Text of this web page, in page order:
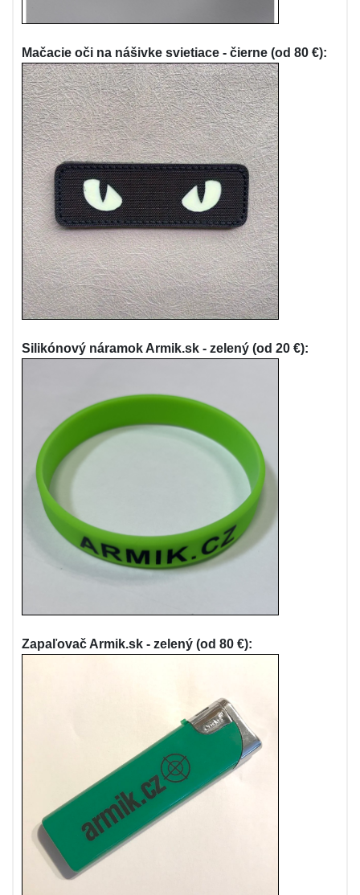
Mačacie oči na nášivke svietiace - čierne (od 80 €):
Silikónový náramok Armik.sk - zelený (od 20 €):
Zapaľovač Armik.sk - zelený (od 80 €):